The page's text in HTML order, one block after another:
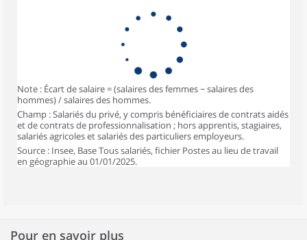
Note : Écart de salaire = (salaires des femmes − salaires des
hommes) / salaires des hommes.
Champ : Salariés du privé, y compris bénéficiaires de contrats aidés
et de contrats de professionnalisation ; hors apprentis, stagiaires,
salariés agricoles et salariés des particuliers employeurs.
Source : Insee, Base Tous salariés, fichier Postes au lieu de travail
en géographie au 01/01/2025.
Pour en savoir plus